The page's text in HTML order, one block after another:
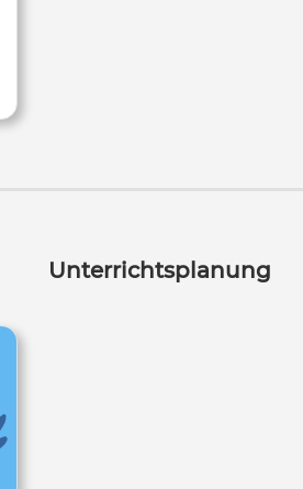
Unterrichtsplanung